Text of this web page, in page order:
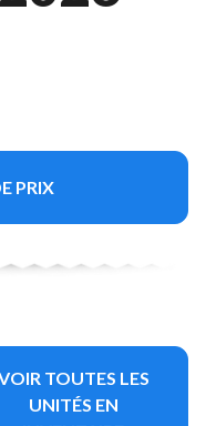
PRIX
TOUTES LES
UNITÉS EN